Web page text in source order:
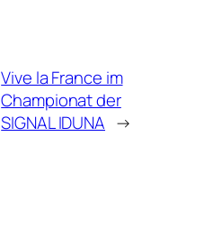
Vive la France im
Championat der
SIGNAL IDUNA →